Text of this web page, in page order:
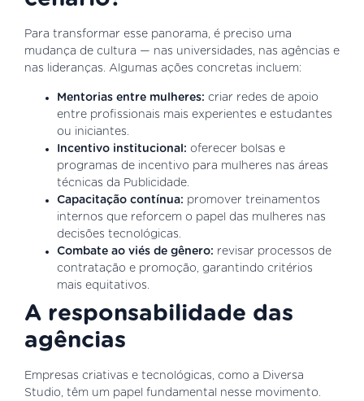
Para transformar esse panorama, é preciso uma
mudança de cultura — nas universidades, nas agências e
nas lideranças. Algumas ações concretas incluem:
Mentorias entre mulheres: criar redes de apoio
entre profissionais mais experientes e estudantes
ou iniciantes.
Incentivo institucional: oferecer bolsas e
programas de incentivo para mulheres nas áreas
técnicas da Publicidade.
Capacitação contínua: promover treinamentos
internos que reforcem o papel das mulheres nas
decisões tecnológicas.
Combate ao viés de gênero: revisar processos de
contratação e promoção, garantindo critérios
mais equitativos.
A responsabilidade das
agências
Empresas criativas e tecnológicas, como a Diversa
Studio, têm um papel fundamental nesse movimento.